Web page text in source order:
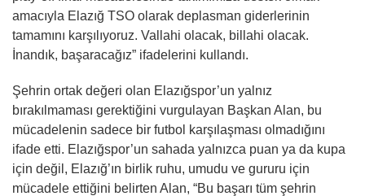
amacıyla Elazığ TSO olarak deplasman giderlerinin
tamamını karşılıyoruz. Vallahi olacak, billahi olacak.
İnandık, başaracağız” ifadelerini kullandı.
Şehrin ortak değeri olan Elazığspor’un yalnız
bırakılmaması gerektiğini vurgulayan Başkan Alan, bu
mücadelenin sadece bir futbol karşılaşması olmadığını
ifade etti. Elazığspor’un sahada yalnızca puan ya da kupa
için değil, Elazığ’ın birlik ruhu, umudu ve gururu için
mücadele ettiğini belirten Alan, “Bu başarı tüm şehrin